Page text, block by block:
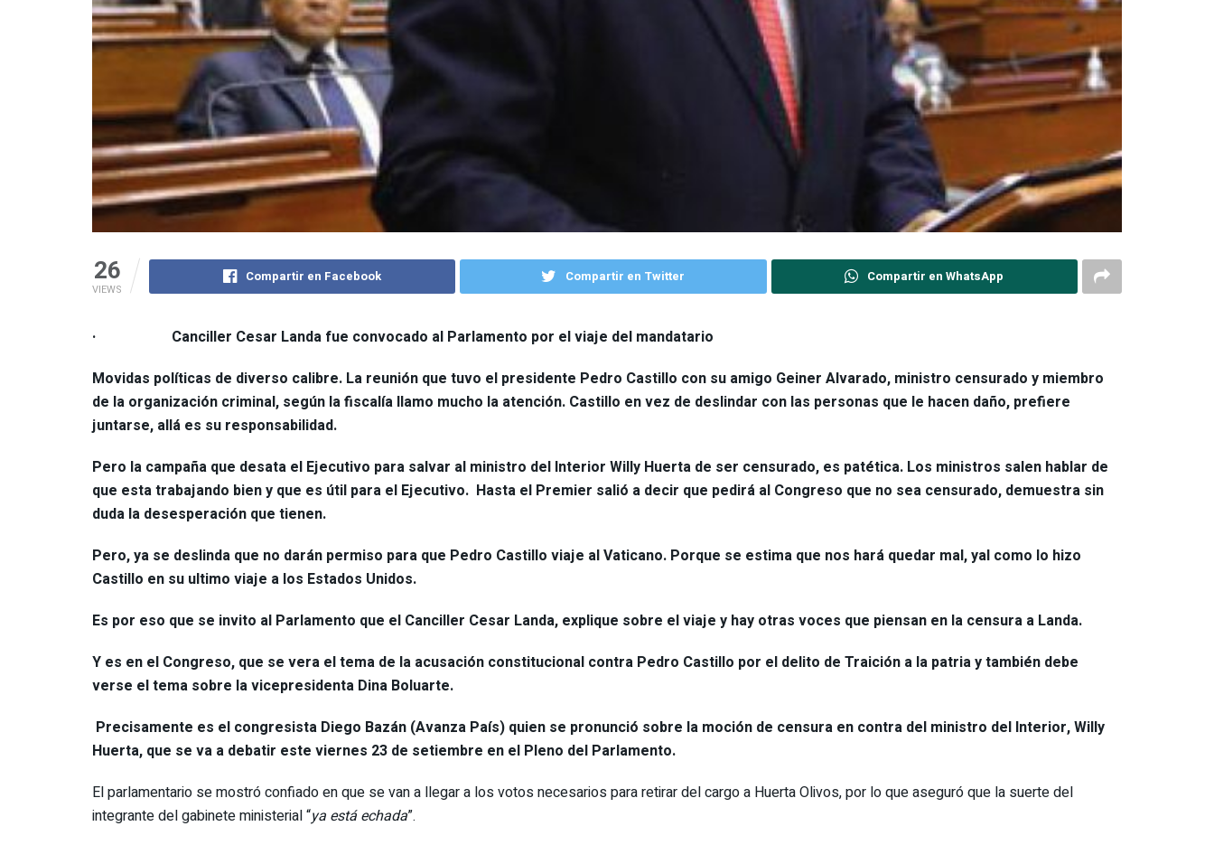
26
VIEWS
Compartir en Facebook Compartir en Twitter Compartir en WhatsApp
· Canciller Cesar Landa fue convocado al Parlamento por el viaje del mandatario
Movidas políticas de diverso calibre. La reunión que tuvo el presidente Pedro Castillo con su amigo Geiner Alvarado, ministro censurado y miembro
de la organización criminal, según la fiscalía llamo mucho la atención. Castillo en vez de deslindar con las personas que le hacen daño, prefiere
juntarse, allá es su responsabilidad.
Pero la campaña que desata el Ejecutivo para salvar al ministro del Interior Willy Huerta de ser censurado, es patética. Los ministros salen hablar de
que esta trabajando bien y que es útil para el Ejecutivo. Hasta el Premier salió a decir que pedirá al Congreso que no sea censurado, demuestra sin
duda la desesperación que tienen.
Pero, ya se deslinda que no darán permiso para que Pedro Castillo viaje al Vaticano. Porque se estima que nos hará quedar mal, yal como lo hizo
Castillo en su ultimo viaje a los Estados Unidos.
Es por eso que se invito al Parlamento que el Canciller Cesar Landa, explique sobre el viaje y hay otras voces que piensan en la censura a Landa.
Y es en el Congreso, que se vera el tema de la acusación constitucional contra Pedro Castillo por el delito de Traición a la patria y también debe
verse el tema sobre la vicepresidenta Dina Boluarte.
Precisamente es el congresista Diego Bazán (Avanza País) quien se pronunció sobre la moción de censura en contra del ministro del Interior, Willy
Huerta, que se va a debatir este viernes 23 de setiembre en el Pleno del Parlamento.
El parlamentario se mostró confiado en que se van a llegar a los votos necesarios para retirar del cargo a Huerta Olivos, por lo que aseguró que la suerte del
integrante del gabinete ministerial “ya está echada”.